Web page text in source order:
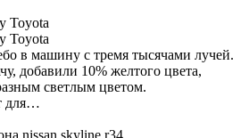
Toyota
Toyota
в машину с тремя тысячами лучей.
добавили 10% желтого цвета,
светлым цветом.
для…